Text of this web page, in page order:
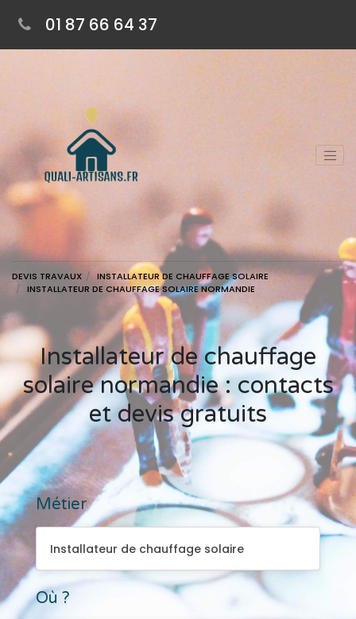
01 87 66 64 37
DEVIS TRAVAUX
INSTALLATEUR DE CHAUFFAGE SOLAIRE
INSTALLATEUR DE CHAUFFAGE SOLAIRE NORMANDIE
Installateur de chauffage
solaire normandie : contacts
et devis gratuits
Métier Installateur de chauffage solaire
Installateur de chauffage solaire
Où ?